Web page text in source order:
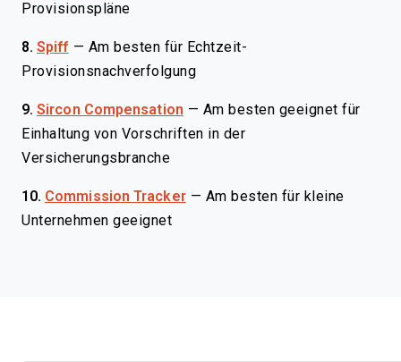
Provisionspläne
8. Spiff — Am besten für Echtzeit-
Provisionsnachverfolgung
9. Sircon Compensation — Am besten geeignet für
Einhaltung von Vorschriften in der
Versicherungsbranche
10. Commission Tracker — Am besten für kleine
Unternehmen geeignet